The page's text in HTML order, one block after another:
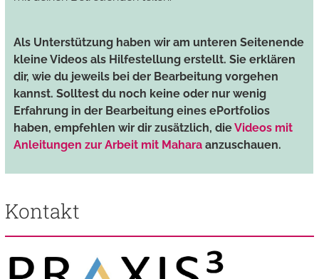
Als Unterstützung haben wir am unteren Seitenende
kleine Videos als Hilfestellung erstellt. Sie erklären
dir, wie du jeweils bei der Bearbeitung vorgehen
kannst. Solltest du noch keine oder nur wenig
Erfahrung in der Bearbeitung eines ePortfolios
haben, empfehlen wir dir zusätzlich, dieVideos mit
Anleitungen zur Arbeit mit Mahara anzuschauen.
Kontakt